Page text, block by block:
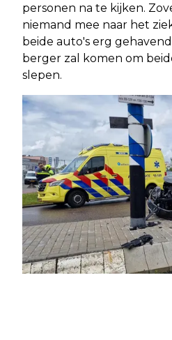
personen na te kijken.
niemand mee naar het
beide auto's erg
berger zal komen om
slepen.